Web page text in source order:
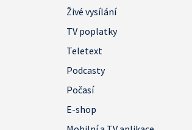
Živé vysílání
TV poplatky
Teletext
Podcasty
Počasí
E-shop